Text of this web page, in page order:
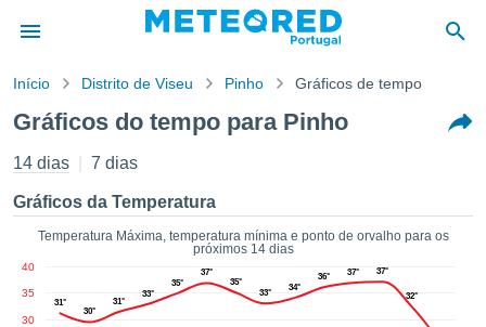
da
foi
por
para
que as
a este
das
Início Distrito de Viseu Pinho Gráficos de tempo
Gráficos do tempo para Pinho
14 dias 7 dias
Gráficos da Temperatura
Temperatura Máxima, temperatura mínima e ponto de orvalho para os
próximos 14 dias
30
35
40
31°
30°
31°
33°
35°
37°
35°
33°
34°
36° 37° 37°
32°